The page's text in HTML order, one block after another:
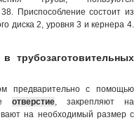
Приспособление состоит из
диска 2, уровня 3 и кернера 4.
трубозаготовительных
предварительно с помощью
отверстие, закрепляют на
на необходимый размер с